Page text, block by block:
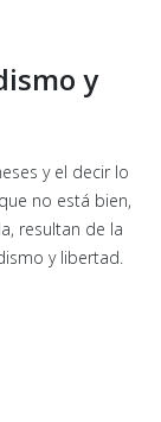
y
y el decir lo
no está bien,
resultan de la
y libertad.